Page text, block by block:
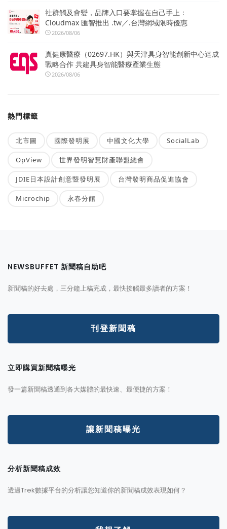
社群觸及會變，品牌入口要掌握在自己手上：
Cloudmax 匯智推出 .tw／.台灣網域限時優惠
2026/08/06
真健康醫療（02697.HK）與天津具身智能創新中心達成
戰略合作 共建具身智能醫療產業生態
2026/08/06
熱門標籤
北市圖 國際發明展 中國文化大學 SocialLab
OpView 世界發明智慧財產聯盟總會
JDIE日本設計創意暨發明展 台灣發明商品促進協會
Microchip 永春分館
NEWSBUFFET 新聞稿自助吧
新聞稿的好去處，三分鐘上稿完成，最快接觸最多讀者的方案！
刊登新聞稿
立即購買新聞稿曝光
發一篇新聞稿透通到各大媒體的最快速、最便捷的方案！
讓新聞稿曝光
分析新聞稿成效
透過Trek數據平台的分析讓您知道你的新聞稿成效表現如何？